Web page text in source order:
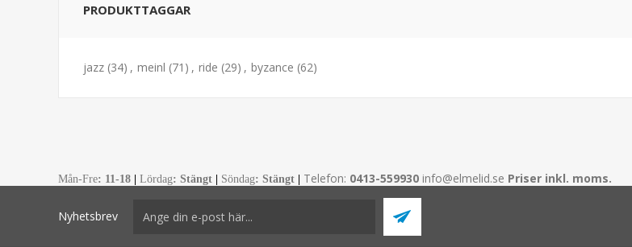
PRODUKTTAGGAR
jazz (34) , meinl (71) , ride (29) , byzance (62)
Mån-Fre: 11-18 Lördag: Stängt Söndag: Stängt Telefon: 0413-559930 info@elmelid.se Priser inkl. moms.
Nyhetsbrev